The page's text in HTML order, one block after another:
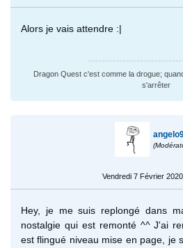
Alors je vais attendre :|
Dragon Quest c'est comme la drogue;
s'arrêter
Vendredi 7 Février
Hey, je me suis replongé dans
nostalgie qui est remonté ^^ J'ai
est flingué niveau mise en page, je